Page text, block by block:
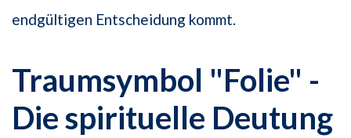
endgültigen Entscheidung kommt.
Traumsymbol "Folie" -
Die spirituelle Deutung